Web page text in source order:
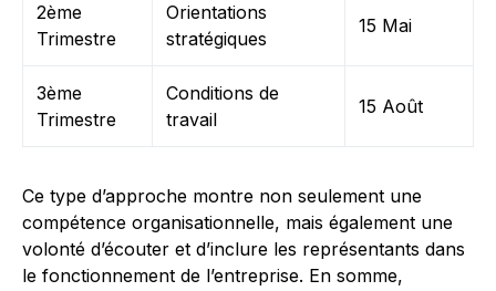
2ème
Trimestre
Orientations
stratégiques
15 Mai
3ème
Trimestre
Conditions de
travail
15 Août
Ce type d’approche montre non seulement une
compétence organisationnelle, mais également une
volonté d’écouter et d’inclure les représentants dans
le fonctionnement de l’entreprise. En somme,